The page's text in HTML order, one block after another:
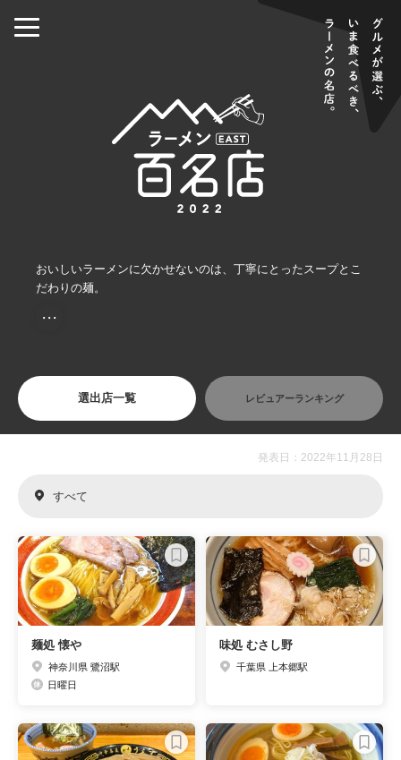
おいしいラーメンに欠かせないのは、丁寧にとったスープとこ
だわりの麺。
・・・
選出店一覧 レビュアーランキング
発表日：2022年11月28日
すべて
麺処 懐や
神奈川県 鷺沼駅
日曜日
味処 むさし野
千葉県 上本郷駅